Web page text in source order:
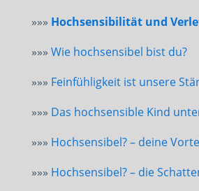
»»» Hochsensibilität und
»»» Wie hochsensibel bist du?
»»» Feinfühligkeit ist unsere
»»» Das hochsensible Kind
»»» Hochsensibel? – deine
»»» Hochsensibel? – die